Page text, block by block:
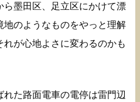
ら墨田区、足立区にかけて漂
地のようなものをやっと理解
れが心地よさに変わるのかも
た路面電車の電停は雷門辺